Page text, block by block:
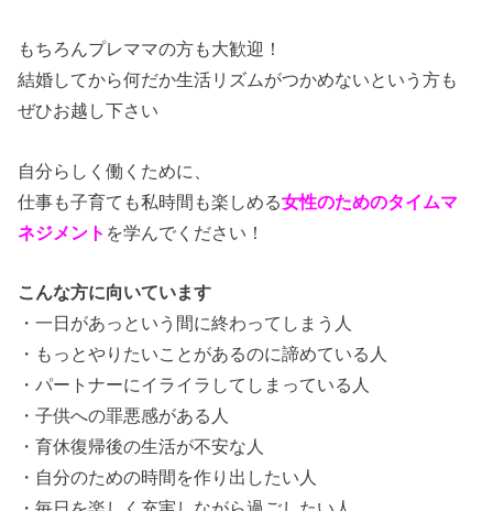
もちろんプレママの方も大歓迎！
結婚してから何だか生活リズムがつかめないという方も
ぜひお越し下さい
自分らしく働くために、
仕事も子育ても私時間も楽しめる女性のためのタイムマ
ネジメント を学んでください！
こんな方に向いています
・一日があっという間に終わってしまう人
・もっとやりたいことがあるのに諦めている人
・パートナーにイライラしてしまっている人
・子供への罪悪感がある人
・育休復帰後の生活が不安な人
・自分のための時間を作り出したい人